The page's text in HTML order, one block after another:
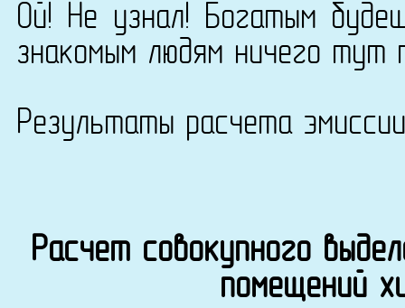
Ой! Не узнал! Богатым
знакомым людям ничего тут
Результаты расчета
Расчет совокупного
помещений